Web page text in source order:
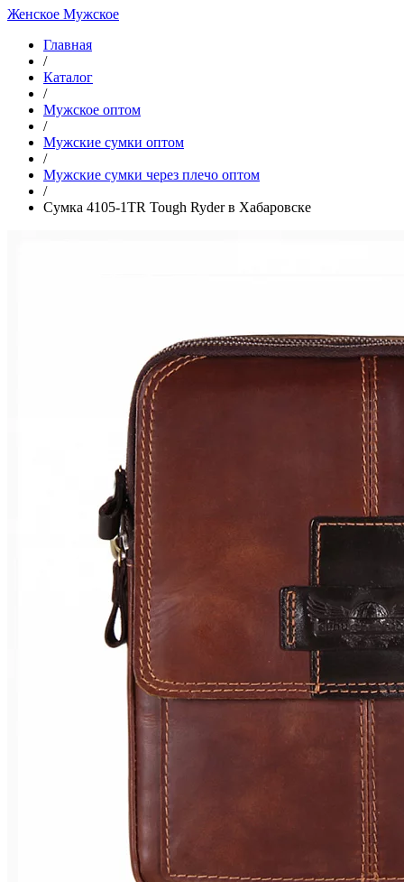
Женское Мужское
Главная
/
Каталог
/
Мужское оптом
/
Мужские сумки оптом
/
Мужские сумки через плечо оптом
/
Сумка 4105-1TR Tough Ryder в Хабаровске